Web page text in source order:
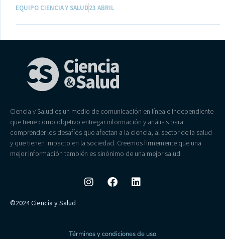
EQUIPO CIENCIA Y SALUD23 ABRIL
Ciencia y Salud es un medio de comunicación en línea e independiente
que tiene como objetivo entregar información y análisis para
comprender los desafíos que afectan a la ciencia, al sector de la salud
y que tienen impacto en la sociedad. Creemos firmemente que una
mejor información también es sinónimo de una mejor salud.
©2024 Ciencia y Salud
Términos y condiciones de uso